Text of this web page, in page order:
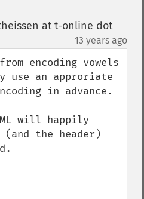
at t-online dot
13 years ago
encoding vowels
use an approriate
in advance.
will happily
(and the header)